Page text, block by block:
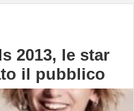
2013, le star
il pubblico